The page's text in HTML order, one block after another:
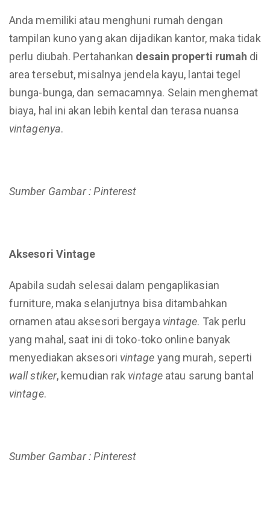
Anda memiliki atau menghuni rumah dengan
tampilan kuno yang akan dijadikan kantor, maka tidak
perlu diubah. Pertahankan desain properti rumah di
area tersebut, misalnya jendela kayu, lantai tegel
bunga-bunga, dan semacamnya. Selain menghemat
biaya, hal ini akan lebih kental dan terasa nuansa
vintagenya.
Sumber Gambar : Pinterest
Aksesori Vintage
Apabila sudah selesai dalam pengaplikasian
furniture, maka selanjutnya bisa ditambahkan
ornamen atau aksesori bergaya vintage. Tak perlu
yang mahal, saat ini di toko-toko online banyak
menyediakan aksesori vintage yang murah, seperti
wall stiker, kemudian rak vintage atau sarung bantal
vintage.
Sumber Gambar : Pinterest